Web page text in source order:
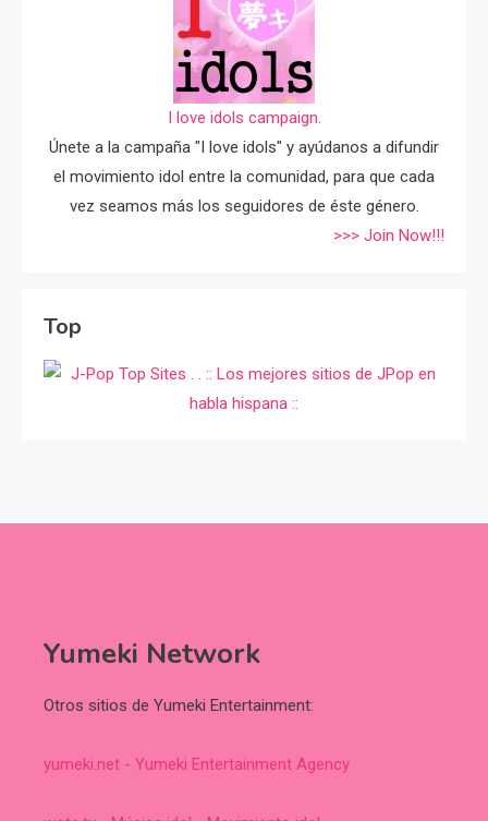
I love idols campaign.
Únete a la campaña "I love idols" y ayúdanos a difundir
el movimiento idol entre la comunidad, para que cada
vez seamos más los seguidores de éste género.
>>> Join Now!!!
Top
Yumeki Network
Otros sitios de Yumeki Entertainment:
yumeki.net - Yumeki Entertainment Agency